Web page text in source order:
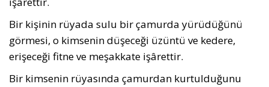
Bir kişinin rüyada sulu bir çamurda yürüdü­ğünü
görmesi, o kimsenin düşeceği üzüntü ve kedere,
erişeceği fitne ve meşakkate işârettir.
Bir kimsenin rüyasında çamurdan kurtul­duğunu